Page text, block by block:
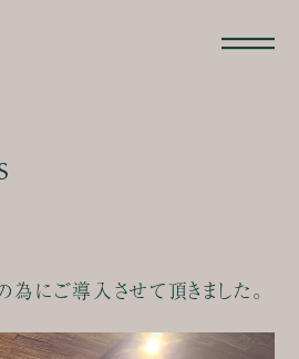
にご導入させて頂きました。